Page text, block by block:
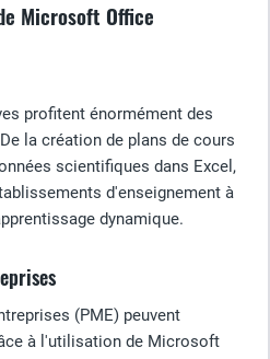
Microsoft Office
profitent énormément des
la création de plans de cours
scientifiques dans Excel,
d'enseignement à
dynamique.
(PME) peuvent
à l'utilisation de Microsoft